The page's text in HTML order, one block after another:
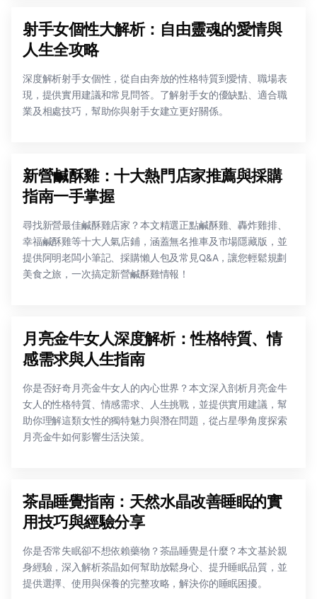
射手女個性大解析：自由靈魂的愛情與
人生全攻略
深度解析射手女個性，從自由奔放的性格特質到愛情、職場表
現，提供實用建議和常見問答。了解射手女的優缺點、適合職
業及相處技巧，幫助你與射手女建立更好關係。
新營鹹酥雞：十大熱門店家推薦與採購
指南一手掌握
尋找新營最佳鹹酥雞店家？本文精選正點鹹酥雞、轟炸雞排、
幸福鹹酥雞等十大人氣店鋪，涵蓋無名推車及市場隱藏版，並
提供阿明老闆小筆記、採購懶人包及常見Q&A，讓您輕鬆規劃
美食之旅，一次搞定新營鹹酥雞情報！
月亮金牛女人深度解析：性格特質、情
感需求與人生指南
你是否好奇月亮金牛女人的內心世界？本文深入剖析月亮金牛
女人的性格特質、情感需求、人生挑戰，並提供實用建議，幫
助你理解這類女性的獨特魅力與潛在問題，從占星學角度探索
月亮金牛如何影響生活決策。
茶晶睡覺指南：天然水晶改善睡眠的實
用技巧與經驗分享
你是否常失眠卻不想依賴藥物？茶晶睡覺是什麼？本文基於親
身經驗，深入解析茶晶如何幫助放鬆身心、提升睡眠品質，並
提供選擇、使用與保養的完整攻略，解決你的睡眠困擾。